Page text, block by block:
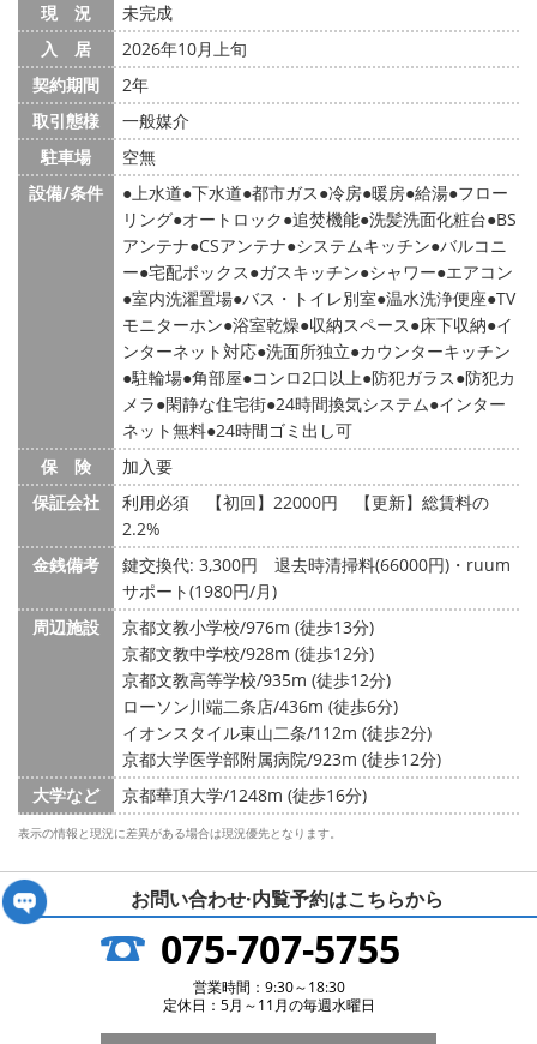
現 況
未完成
入 居
2026年10月上旬
契約期間
2年
取引態様
一般媒介
駐車場
空無
設備/条件
上水道 下水道 都市ガス 冷房 暖房 給湯 フロー
リング オートロック 追焚機能 洗髪洗面化粧台 BS
アンテナ CSアンテナ システムキッチン バルコニ
ー 宅配ボックス ガスキッチン シャワー エアコン
室内洗濯置場 バス・トイレ別室 温水洗浄便座 TV
モニターホン 浴室乾燥 収納スペース 床下収納 イ
ンターネット対応 洗面所独立 カウンターキッチン
駐輪場 角部屋 コンロ2口以上 防犯ガラス 防犯カ
メラ 閑静な住宅街 24時間換気システム インター
ネット無料 24時間ゴミ出し可
保 険
加入要
保証会社
利用必須 【初回】22000円 【更新】総賃料の
2.2%
金銭備考
鍵交換代: 3,300円
退去時清掃料(66000円)・ruum
サポート(1980円/月)
周辺施設
京都文教小学校/976m (徒歩13分)
京都文教中学校/928m (徒歩12分)
京都文教高等学校/935m (徒歩12分)
ローソン川端二条店/436m (徒歩6分)
イオンスタイル東山二条/112m (徒歩2分)
京都大学医学部附属病院/923m (徒歩12分)
大学など
京都華頂大学/1248m (徒歩16分)
表示の情報と現況に差異がある場合は現況優先となります。
お問い合わせ·内覧予約はこちらから
075-707-5755
営業時間：9:30～18:30
定休日：5月～11月の毎週水曜日